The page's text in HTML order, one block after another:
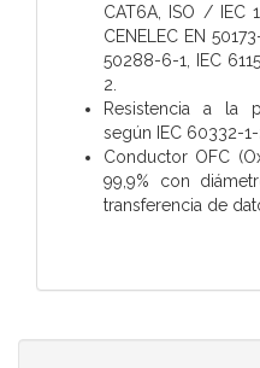
CAT6A, ISO / IEC
CENELEC EN
50288-6-1, IEC
2.
Resistencia a la
según IEC 60332-1-
Conductor OFC
99,9% con
transferencia de